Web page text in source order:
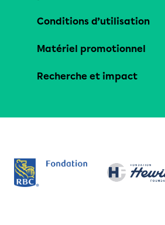
Conditions d’utilisation
Matériel promotionnel
Recherche et impact